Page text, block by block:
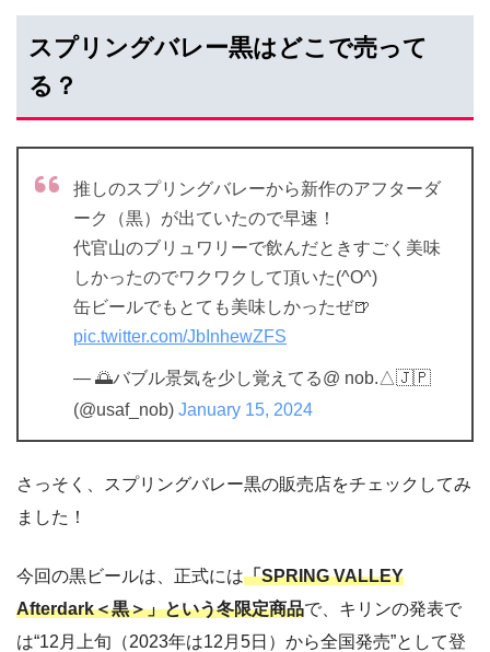
スプリングバレー黒はどこで売って
る？
推しのスプリングバレーから新作のアフターダ
ーク（黒）が出ていたので早速！
代官山のブリュワリーで飲んだときすごく美味
しかったのでワクワクして頂いた(^O^)
缶ビールでもとても美味しかったぜ🍺
pic.twitter.com/JbInhewZFS
— 🌅バブル景気を少し覚えてる@ nob.△🇯🇵
(@usaf_nob) January 15, 2024
さっそく、スプリングバレー黒の販売店をチェックしてみ
ました！
今回の黒ビールは、正式には「SPRING VALLEY
Afterdark＜黒＞」という冬限定商品で、キリンの発表で
は“12月上旬（2023年は12月5日）から全国発売”として登